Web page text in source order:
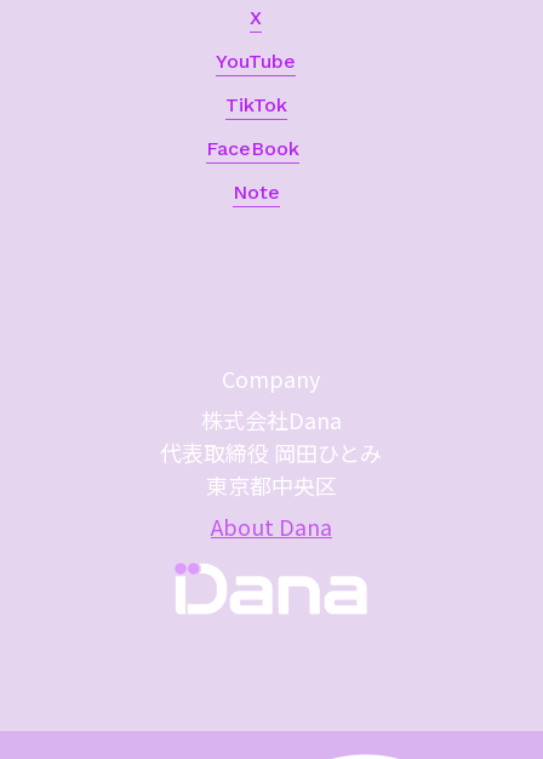
X
YouTube
TikTok
FaceBook
Note
Company
株式会社Dana
代表取締役 岡田ひとみ
東京都中央区
About Dana